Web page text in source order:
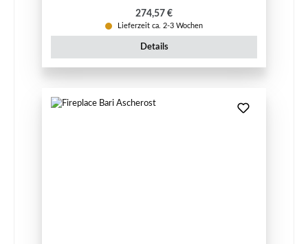
Regulärer Preis:
274,57 €
Lieferzeit ca. 2-3 Wochen
Details